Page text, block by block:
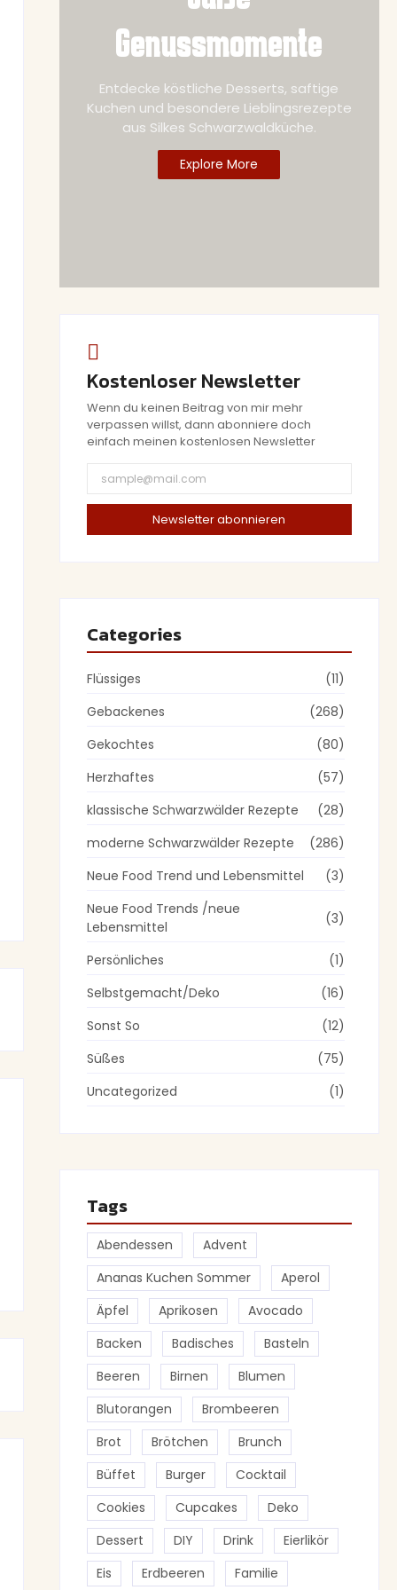
Genussmomente
Entdecke köstliche Desserts, saftige
Kuchen und besondere Lieblingsrezepte
aus Silkes Schwarzwaldküche.
Explore More
Kostenloser Newsletter
Wenn du keinen Beitrag von mir mehr
verpassen willst, dann abonniere doch
einfach meinen kostenlosen Newsletter
Newsletter abonnieren
Categories
Flüssiges
(11)
Gebackenes
(268)
Gekochtes
(80)
Herzhaftes
(57)
klassische Schwarzwälder Rezepte
(28)
moderne Schwarzwälder Rezepte
(286)
Neue Food Trend und Lebensmittel
(3)
Neue Food Trends /neue
Lebensmittel
(3)
Persönliches
(1)
Selbstgemacht/Deko
(16)
Sonst So
(12)
Süßes
(75)
Uncategorized
(1)
Tags
Abendessen
Advent
Ananas Kuchen Sommer
Aperol
Äpfel
Aprikosen
Avocado
Backen
Badisches
Basteln
Beeren
Birnen
Blumen
Blutorangen
Brombeeren
Brot
Brötchen
Brunch
Büffet
Burger
Cocktail
Cookies
Cupcakes
Deko
Dessert
DIY Drink
Eierlikör
Eis
Erdbeeren Familie